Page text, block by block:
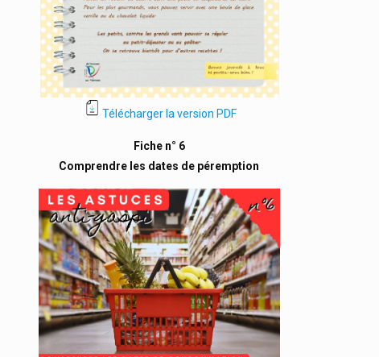
Télécharger la version PDF
Fiche n° 6
Comprendre les dates de péremption